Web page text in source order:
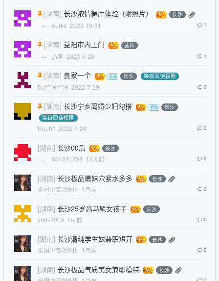
[湖南] 长沙浓情舞厅体验（附照片） 长沙
← burke 2023-10-31 7
[湖南] 益阳市内上门 益阳
← 游客 2023-6-26 1
[湖南] 良家一个 长沙 等级阅读权限
DJ打扮打扮 2022-7-29 0
[湖南] 长沙宁乡离婚少妇勾搭
长沙
等级阅读权限
Uuuhh 2022-6-24 0
[湖南] 长沙00后 长沙
← 834844854 13天前 2
[湖南] 长沙极品嫩妹穴紧水多多 长沙
全国中高端外围 1月前 0
[湖南] 长沙25岁高马尾女孩子 长沙
yhdz2019 1月前 0
[湖南] 长沙清纯学生妹兼职短开 长沙
全国中高端外围 1月前 0
[湖南] 长沙极品气质美女兼职模特 长沙